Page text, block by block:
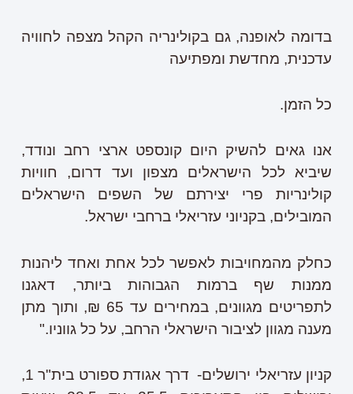
בדומה לאופנה, גם בקולינריה הקהל מצפה לחוויה
עדכנית, מחדשת ומפתיעה
כל הזמן.
אנו גאים להשיק היום קונספט ארצי רחב ונודד,
שיביא לכל הישראלים מצפון ועד דרום, חוויות
קולינריות פרי יצירתם של השפים הישראלים
המובילים, בקניוני עזריאלי ברחבי ישראל.
כחלק מהמחויבות לאפשר לכל אחת ואחד ליהנות
ממנות שף ברמות הגבוהות ביותר, דאגנו
לתפריטים מגוונים, במחירים עד 65 ₪, ותוך מתן
מענה מגוון לציבור הישראלי הרחב, על כל גווניו."
קניון עזריאלי ירושלים- דרך אגודת ספורט בית"ר 1,